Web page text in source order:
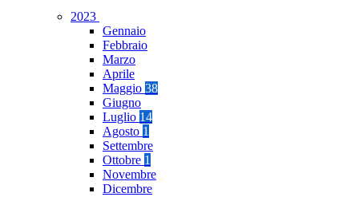
2023
Gennaio
Febbraio
Marzo
Aprile
Maggio 38
Giugno
Luglio 14
Agosto 1
Settembre
Ottobre 1
Novembre
Dicembre